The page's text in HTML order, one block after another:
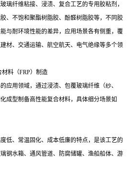
璃纤维粘接、浸渍、复合工艺的专用胶粘剂，
、不饱和聚酯树脂胶、酚醛树脂胶等，不同胶
与耐环境性能的差异，应用场景各有侧重，覆
材、交通运输、航空航天、电气绝缘等多个领
料（FRP）制造
应用领域，通过浸渍、包覆玻璃纤维（纱、
成型制备高性能复合材料，具体细分场景如
低、常温固化、成本低廉的特点，是该工艺的
钢水箱、通风管道、防腐储罐、渔船船体、游